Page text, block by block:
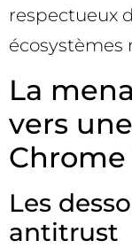
respectueux
écosystèmes
La
vers
Les
antitrust